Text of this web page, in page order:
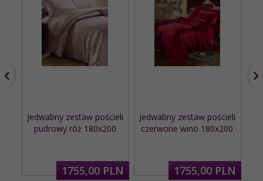
Jedwabny zestaw pościeli
pudrowy róż 180x200
1755,00 PLN
Jedwabny zestaw pościeli
czerwone wino 180x200
1755,00 PLN